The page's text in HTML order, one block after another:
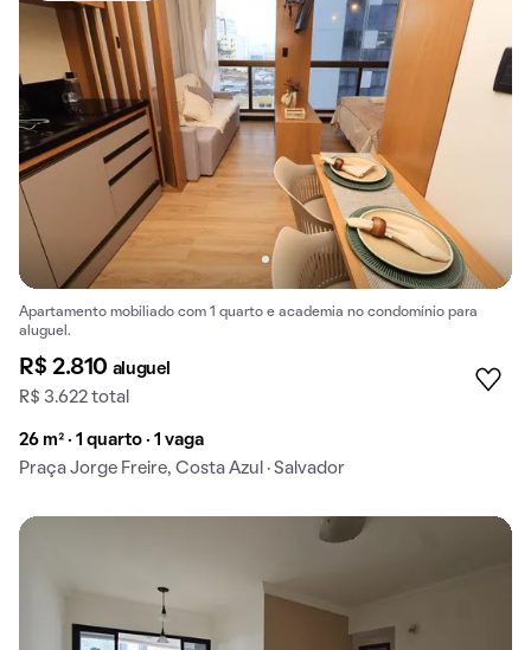
Apartamento mobiliado com 1 quarto e academia no condomínio para
aluguel.
R$ 2.810 aluguel
R$ 3.622 total
26 m² · 1 quarto · 1 vaga
Praça Jorge Freire, Costa Azul · Salvador